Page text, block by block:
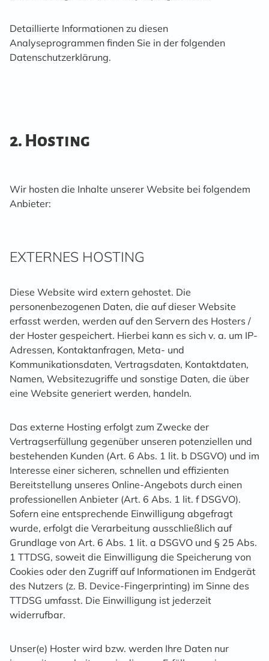
Detaillierte Informationen zu diesen
Analyseprogrammen finden Sie in der folgenden
Datenschutzerklärung.
2. Hosting
Wir hosten die Inhalte unserer Website bei folgendem
Anbieter:
EXTERNES HOSTING
Diese Website wird extern gehostet. Die
personenbezogenen Daten, die auf dieser Website
erfasst werden, werden auf den Servern des Hosters /
der Hoster gespeichert. Hierbei kann es sich v. a. um IP-
Adressen, Kontaktanfragen, Meta- und
Kommunikationsdaten, Vertragsdaten, Kontaktdaten,
Namen, Websitezugriffe und sonstige Daten, die über
eine Website generiert werden, handeln.
Das externe Hosting erfolgt zum Zwecke der
Vertragserfüllung gegenüber unseren potenziellen und
bestehenden Kunden (Art. 6 Abs. 1 lit. b DSGVO) und im
Interesse einer sicheren, schnellen und effizienten
Bereitstellung unseres Online-Angebots durch einen
professionellen Anbieter (Art. 6 Abs. 1 lit. f DSGVO).
Sofern eine entsprechende Einwilligung abgefragt
wurde, erfolgt die Verarbeitung ausschließlich auf
Grundlage von Art. 6 Abs. 1 lit. a DSGVO und § 25 Abs.
1 TTDSG, soweit die Einwilligung die Speicherung von
Cookies oder den Zugriff auf Informationen im Endgerät
des Nutzers (z. B. Device-Fingerprinting) im Sinne des
TTDSG umfasst. Die Einwilligung ist jederzeit
widerrufbar.
Unser(e) Hoster wird bzw. werden Ihre Daten nur